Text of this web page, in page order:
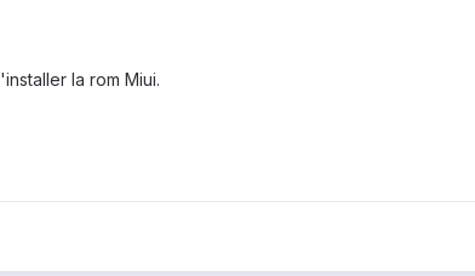
la rom Miui.